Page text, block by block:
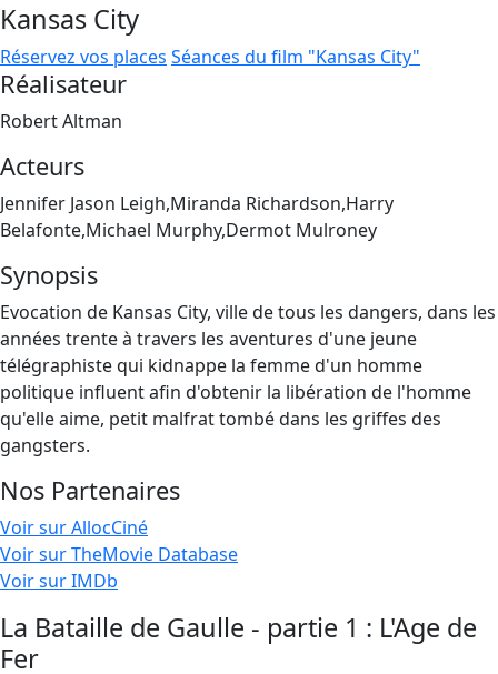
Kansas City
Réservez vos places Séances du film "Kansas City"
Réalisateur
Robert Altman
Acteurs
Jennifer Jason Leigh,Miranda Richardson,Harry
Belafonte,Michael Murphy,Dermot Mulroney
Synopsis
Evocation de Kansas City, ville de tous les dangers, dans les
années trente à travers les aventures d'une jeune
télégraphiste qui kidnappe la femme d'un homme
politique influent afin d'obtenir la libération de l'homme
qu'elle aime, petit malfrat tombé dans les griffes des
gangsters.
Nos Partenaires
Voir sur AllocCiné
Voir sur TheMovie Database
Voir sur IMDb
La Bataille de Gaulle - partie 1 : L'Age de
Fer